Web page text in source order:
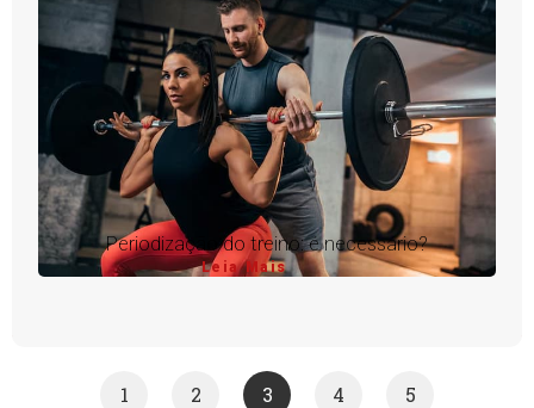
Periodização do treino: é necessário?
Leia Mais
1 2 3 4 5